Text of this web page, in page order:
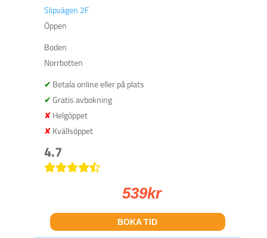
Slipvägen 2F
Öppen
Boden
Norrbotten
Betala online eller på plats
Gratis avbokning
Helgöppet
Kvällsöppet
4.7
539kr
BOKA TID